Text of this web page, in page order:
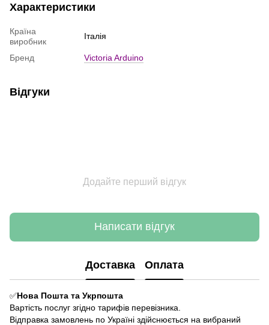
Характеристики
Країна
виробник
Італія
Бренд Victoria Arduino
Відгуки
Додайте перший відгук
Написати відгук
Доставка Оплата
✅Нова Пошта та Укрпошта
Вартість послуг згідно тарифів перевізника.
Відправка замовлень по Україні здійснюється на вибраний